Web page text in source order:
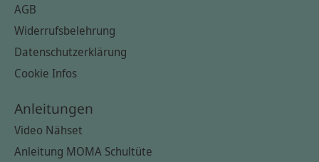
AGB
Widerrufsbelehrung
Datenschutzerklärung
Cookie Infos
Anleitungen
Video Nähset
Anleitung MOMA Schultüte